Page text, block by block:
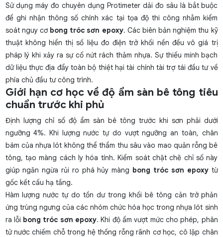
Sử dụng máy đo chuyên dụng Protimeter dải đo sâu là bắt buộc
để ghi nhận thông số chính xác tại tọa độ thi công nhằm kiểm
soát nguy cơ bong tróc sơn epoxy. Các biên bản nghiệm thu kỹ
thuật không hiển thị số liệu đo điện trở khối nền đều vô giá trị
pháp lý khi xảy ra sự cố nứt rách thảm nhựa. Sự thiếu minh bạch
dữ liệu thực địa đẩy toàn bộ thiệt hại tài chính tài trợ tái đầu tư về
phía chủ đầu tư công trình.
Giới hạn cơ học về độ ẩm sàn bê tông tiêu
chuẩn trước khi phủ
Định lượng chỉ số độ ẩm sàn bê tông trước khi sơn phải dưới
ngưỡng 4%. Khi lượng nước tự do vượt ngưỡng an toàn, chân
bám của nhựa lót không thể thẩm thu sâu vào mao quản rỗng bê
tông, tạo màng cách ly hóa tính. Kiểm soát chặt chẽ chỉ số này
giúp ngăn ngừa rủi ro phá hủy màng bong tróc sơn epoxytừ
gốc kết cấu hạ tầng.
Hàm lượng nước tự do tồn dư trong khối bê tông cản trở phản
ứng trùng ngưng của các nhóm chức hóa học trong nhựa lót sinh
ra lỗi bong tróc sơn epoxy. Khi độ ẩm vượt mức cho phép, phân
tử nước chiếm chỗ trong hệ thống rỗng rãnh cơ học, cô lập chân